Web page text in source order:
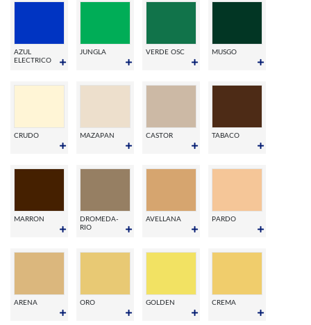
AZUL
ELECTRICO
JUNGLA VERDE OSC MUSGO
CRUDO MAZAPAN CASTOR TABACO
MARRON
DROMEDA-
RIO
AVELLANA PARDO
ARENA ORO GOLDEN CREMA